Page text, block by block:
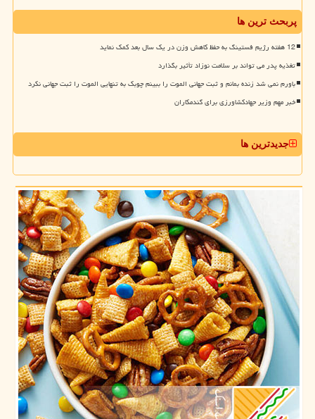
پربحث ترین ها
12 هفته رژیم فستینگ به حفظ کاهش وزن در یک سال بعد کمک نماید
تغذیه پدر می تواند بر سلامت نوزاد تأثیر بگذارد
باورم نمی شد زنده بمانم و ثبت جهانی الموت را ببینم چوبک به تنهایی الموت را ثبت جهانی نکرد
خبر مهم وزیر جهادکشاورزی برای گندمکاران
جدیدترین ها